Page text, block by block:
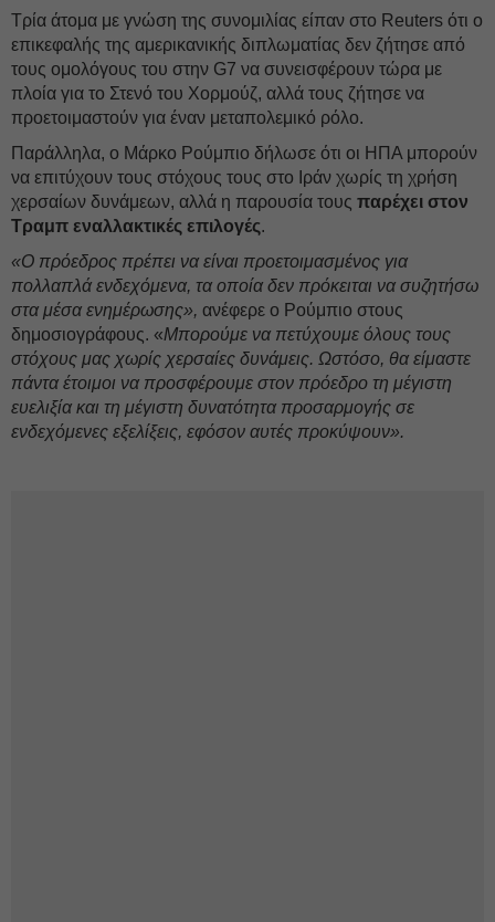
Τρία άτομα με γνώση της συνομιλίας είπαν στο Reuters ότι ο
επικεφαλής της αμερικανικής διπλωματίας δεν ζήτησε από
τους ομολόγους του στην G7 να συνεισφέρουν τώρα με
πλοία για το Στενό του Χορμούζ, αλλά τους ζήτησε να
προετοιμαστούν για έναν μεταπολεμικό ρόλο.
Παράλληλα, ο Μάρκο Ρούμπιο δήλωσε ότι οι ΗΠΑ μπορούν
να επιτύχουν τους στόχους τους στο Ιράν χωρίς τη χρήση
χερσαίων δυνάμεων, αλλά η παρουσία τους παρέχει στον
Τραμπ εναλλακτικές επιλογές.
«Ο πρόεδρος πρέπει να είναι προετοιμασμένος για
πολλαπλά ενδεχόμενα, τα οποία δεν πρόκειται να συζητήσω
στα μέσα ενημέρωσης», ανέφερε ο Ρούμπιο στους
δημοσιογράφους. «Μπορούμε να πετύχουμε όλους τους
στόχους μας χωρίς χερσαίες δυνάμεις. Ωστόσο, θα είμαστε
πάντα έτοιμοι να προσφέρουμε στον πρόεδρο τη μέγιστη
ευελιξία και τη μέγιστη δυνατότητα προσαρμογής σε
ενδεχόμενες εξελίξεις, εφόσον αυτές προκύψουν».